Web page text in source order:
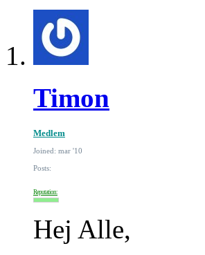
Timon
Medlem
Joined: mar '10
Posts:
Reputation:
Hej Alle,